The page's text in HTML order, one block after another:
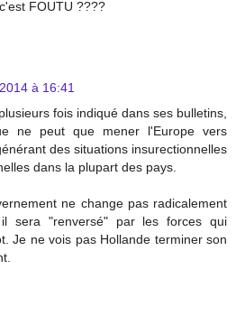
FOUTU ????
à 16:41
fois indiqué dans ses bulletins,
ne peut que mener l'Europe vers
des situations insurectionnelles
dans la plupart des pays.
ne change pas radicalement
sera "renversé" par les forces qui
Je ne vois pas Hollande terminer son